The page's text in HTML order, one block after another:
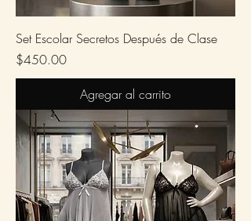
Set Escolar Secretos Después de Clase
Precio
$450.00
Agregar al carrito